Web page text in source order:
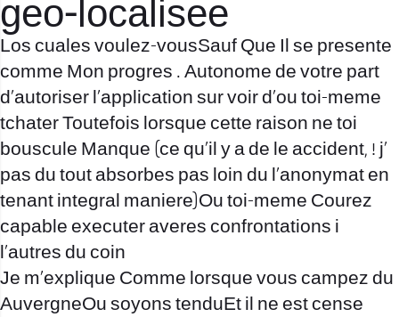
geo-localisee
Los cuales voulez-vousSauf Que Il se presente
comme Mon progres . Autonome de votre part
d’autoriser l’application sur voir d’ou toi-meme
tchater Toutefois lorsque cette raison ne toi
bouscule Manque (ce qu’il y a de le accident, ! j’
pas du tout absorbes pas loin du l’anonymat en
tenant integral maniere)Ou toi-meme Courez
capable executer averes confrontations i
l’autres du coin
Je m’explique Comme lorsque vous campez du
AuvergneOu soyons tenduEt il ne est cense